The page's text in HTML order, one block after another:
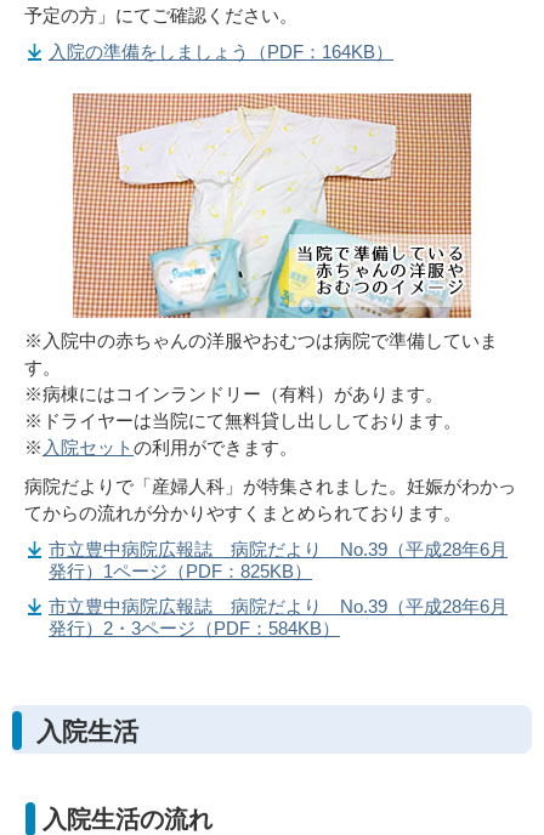
予定の方」にてご確認ください。
入院の準備をしましょう（PDF：164KB）
※入院中の赤ちゃんの洋服やおむつは病院で準備していま
す。
※病棟にはコインランドリー（有料）があります。
※ドライヤーは当院にて無料貸し出ししております。
※ 入院セットの利用ができます。
病院だよりで「産婦人科」が特集されました。妊娠がわかっ
てからの流れが分かりやすくまとめられております。
市立豊中病院広報誌 病院だより No.39（平成28年6月
発行）1ページ（PDF：825KB）
市立豊中病院広報誌 病院だより No.39（平成28年6月
発行）2・3ページ（PDF：584KB）
入院生活
入院生活の流れ